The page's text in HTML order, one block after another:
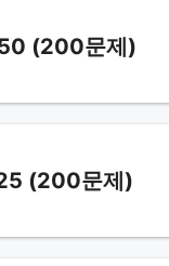
(200문제)
(200문제)